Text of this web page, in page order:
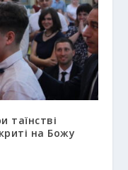
таїнстві
на Божу